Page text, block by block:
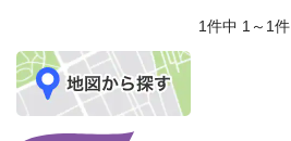
1件中 1～1件